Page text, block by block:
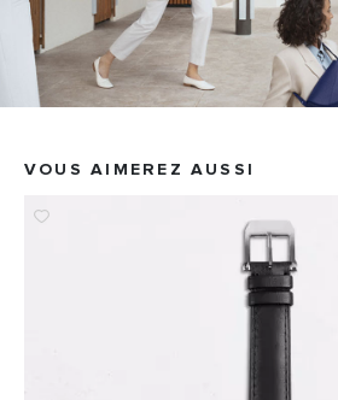
VOUS AIMEREZ AUSSI